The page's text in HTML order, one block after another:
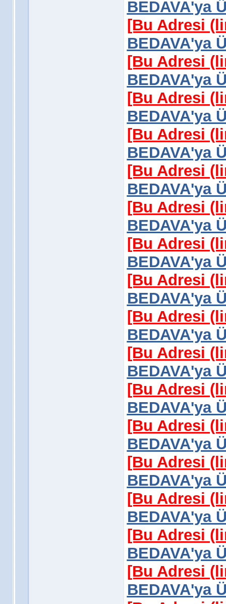
BEDAVA'ya
[Bu Adresi
BEDAVA'ya
[Bu Adresi
BEDAVA'ya
[Bu Adresi
BEDAVA'ya
[Bu Adresi
BEDAVA'ya
[Bu Adresi
BEDAVA'ya
[Bu Adresi
BEDAVA'ya
[Bu Adresi
BEDAVA'ya
[Bu Adresi
BEDAVA'ya
[Bu Adresi
BEDAVA'ya
[Bu Adresi
BEDAVA'ya
[Bu Adresi
BEDAVA'ya
[Bu Adresi
BEDAVA'ya
[Bu Adresi
BEDAVA'ya
[Bu Adresi
BEDAVA'ya
[Bu Adresi
BEDAVA'ya
[Bu Adresi
BEDAVA'ya